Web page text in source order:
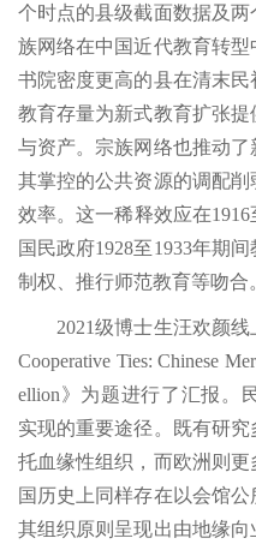
个时点的县级截面数据及
族网络在中国近代教育转
书院密度更高的县在清末
教育存量为新式教育扩张
与资产。宗族网络也推动
其掌控的公共资源的调配
效率。这一稀释效应在
国民政府1928至1933年期
制权、推行师范教育等吻合
2021级博士生汪欢颜线
Cooperative Ties: Chinese
ellion》为题进行了汇报。
实现的重要途径。既有研
托血缘性组织，而欧洲则
国历史上同样存在以会馆
其组织原则呈现出由地缘